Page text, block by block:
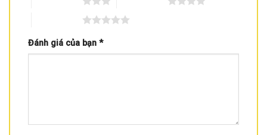
Đánh giá của bạn *